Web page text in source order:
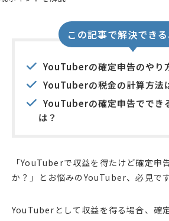
この記事で解決でき
YouTuberの確定申告のやり
YouTuberの税金の計算方法
YouTuberの確定申告ででき
は？
「YouTuberで収益を得たけど確定申
か？」とお悩みのYouTuber、必見です
YouTuberとして収益を得る場合、確